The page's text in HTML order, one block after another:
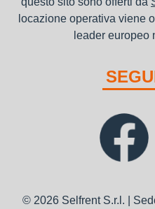
locazione operativa viene
leader europeo
© 2026 Selfrent S.r.l. |